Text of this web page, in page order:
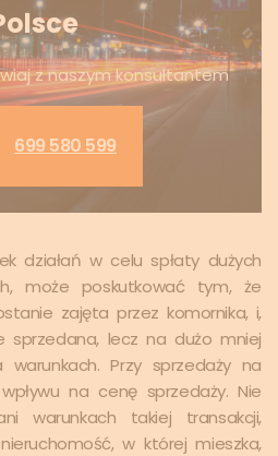
z naszym konsultantem
699 580 599
działań w celu spłaty dużych
może poskutkować tym, że
zajęta przez komornika, i,
sprzedana, lecz na dużo mniej
warunkach. Przy sprzedaży na
na cenę sprzedaży. Nie
warunkach takiej transakcji,
w której mieszka,